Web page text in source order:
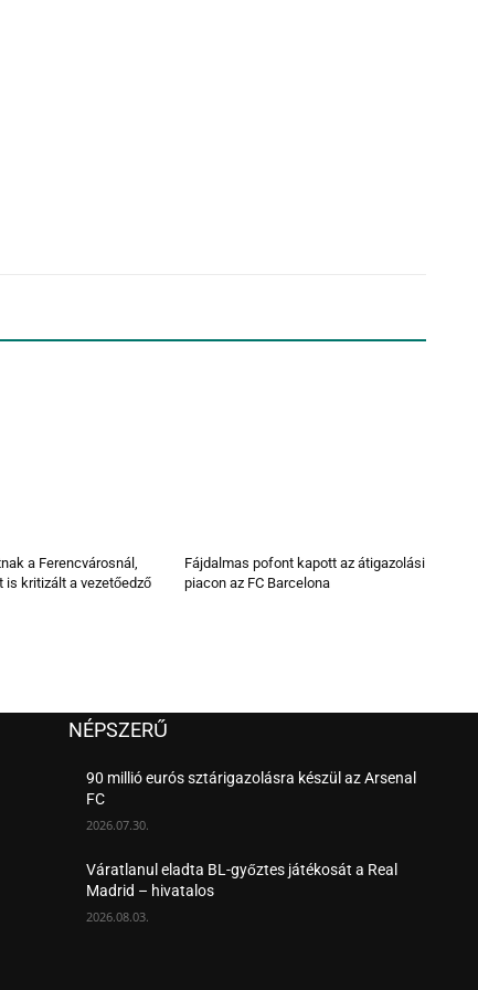
a Ferencvárosnál,
is kritizált a vezetőedző
Fájdalmas pofont kapott az átigazolási
piacon az FC Barcelona
NÉPSZERŰ
90 millió eurós sztárigazolásra készül az Arsenal
FC
2026.07.30.
Váratlanul eladta BL-győztes játékosát a Real
Madrid – hivatalos
2026.08.03.